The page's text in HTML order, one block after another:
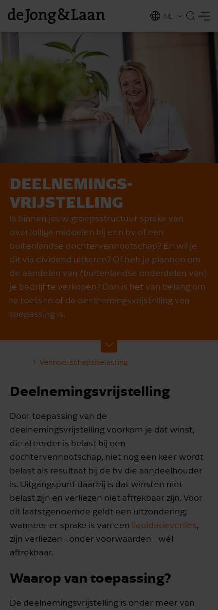
EN
NL
DEELNEMINGS­
VRIJSTELLING
Is binnen jouw groepsstructuur sprake van
overtollige middelen bij een bv of een
buitenlandse dochtervennootschap? En wil je
dit via dividend uitkeren? Of heb je plannen om
de aandelen van (buitenlandse onderdelen van)
je bedrijf te verkopen? Dan is het van belang om
te toetsen of de deelnemingsvrijstelling van
toepassing is.
Vennootschapsbelasting
Deelnemingsvrijstelling
Door toepassing van de
deelnemingsvrijstelling voorkom je dat winst,
die al eerder is belast bij een
dochtervennootschap, niet nog een keer wordt
belast als resultaat bij de bv die aandeelhouder
is. Uitgangspunt daarbij is dat winsten niet
belast zijn en verliezen niet aftrekbaar zijn. Voor
dit laatstgenoemde geldt een uitzondering;
wanneer er sprake is van een liquidatieverlies,
zijn verliezen - onder voorwaarden - wél
aftrekbaar.
Waarop van toepassing?
De deelnemingsvrijstelling is onder meer van